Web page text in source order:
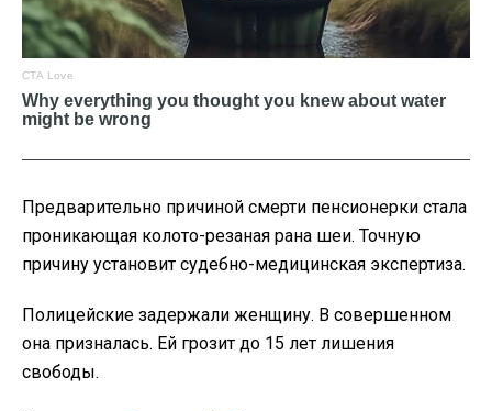
Предварительно причиной смерти пенсионерки стала
проникающая колото-резаная рана шеи. Точную
причину установит судебно-медицинская экспертиза.
Полицейские задержали женщину. В совершенном
она призналась. Ей грозит до 15 лет лишения
свободы.